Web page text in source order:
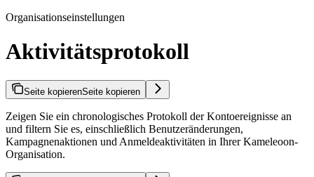
Organisationseinstellungen
Aktivitätsprotokoll
Seite kopierenSeite kopieren
Zeigen Sie ein chronologisches Protokoll der Kontoereignisse an
und filtern Sie es, einschließlich Benutzeränderungen,
Kampagnenaktionen und Anmeldeaktivitäten in Ihrer Kameleoon-
Organisation.